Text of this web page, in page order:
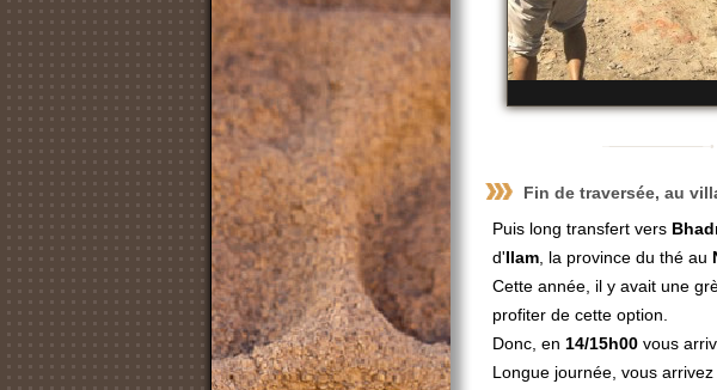
Fin de traversée, au
Puis long transfert vers
d'Ilam , la province du thé au
Cette année, il y avait une
profiter de cette option.
Donc, en 14/15h00 vous
Longue journée, vous